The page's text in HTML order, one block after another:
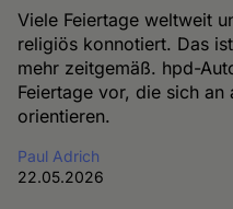
Viele Feiertage weltweit
religiös konnotiert. Das
mehr zeitgemäß. hpd-
Feiertage vor, die sich an
orientieren.
Paul Adrich
22.05.2026